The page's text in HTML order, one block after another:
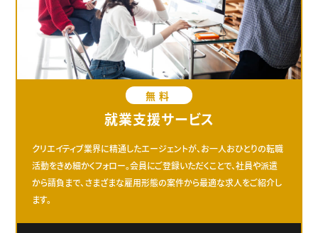
無料
就業支援サービス
クリエイティブ業界に精通したエージェントが、お一人おひとりの転職
活動をきめ細かくフォロー。会員にご登録いただくことで、社員や派遣
から請負まで、さまざまな雇用形態の案件から最適な求人をご紹介し
ます。